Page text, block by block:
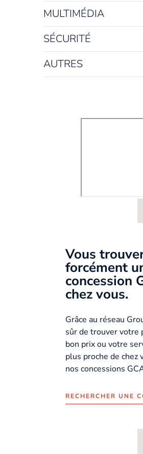
MULTIMÉDIA
SÉCURITÉ
AUTRES
Vous
forcément
concession
chez vous.
Grâce au réseau
sûr de trouver votre
bon prix ou votre
plus proche de chez
nos concessions
RECHERCHER UNE